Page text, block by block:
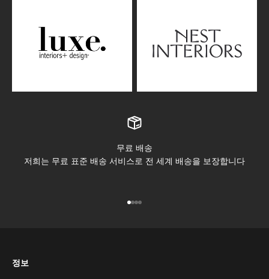
무료 배송
저희는 무료 표준 배송 서비스로 전 세계 배송을 보장합니다
아이템 1(으)로 이동
아이템 2(으)로 이동
아이템 3(으)로 이동
아이템 4(으)로 이동
정보